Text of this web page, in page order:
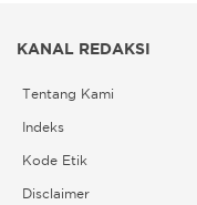
KANAL REDAKSI
Tentang Kami
Indeks
Kode Etik
Disclaimer